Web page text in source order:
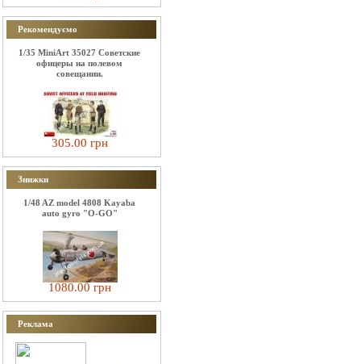
Рекомендуємо
1/35 MiniArt 35027 Советские
офицеры на полевом
совещании.
305.00 грн
Знижки
1/48 AZ model 4808 Kayaba
auto gyro "O-GO"
1080.00 грн
Реклама